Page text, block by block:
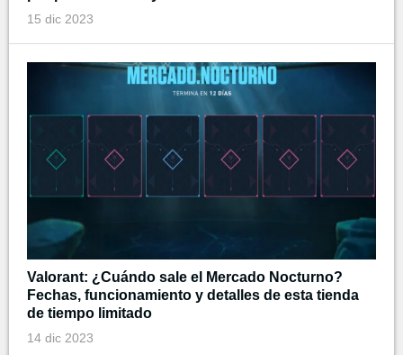
15 dic 2023
Valorant: ¿Cuándo sale el Mercado Nocturno?
Fechas, funcionamiento y detalles de esta tienda
de tiempo limitado
14 dic 2023